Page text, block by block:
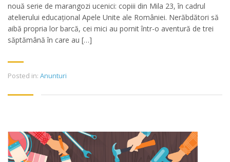
nouă serie de marangozi ucenici: copiii din Mila 23, în cadrul
atelierului educațional Apele Unite ale României. Nerăbdători să
aibă propria lor barcă, cei mici au pornit într-o aventură de trei
săptămână în care au […]
Posted in: Anunturi